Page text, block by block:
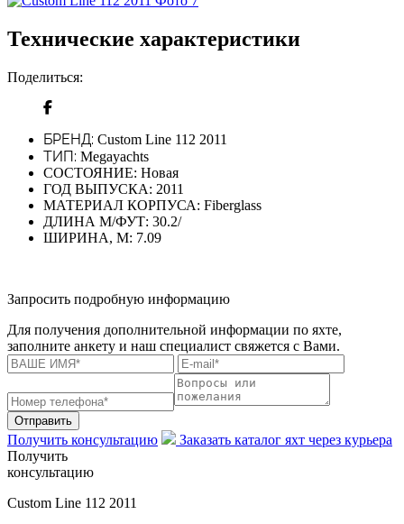
Технические характеристики
Поделиться:
БРЕНД: Custom Line 112 2011
ТИП: Megayachts
СОСТОЯНИЕ: Новая
ГОД ВЫПУСКА: 2011
МАТЕРИАЛ КОРПУСА: Fiberglass
ДЛИНА М/ФУТ: 30.2/
ШИРИНА, М: 7.09
Запросить подробную информацию
Для получения дополнительной информации по яхте,
заполните анкету и наш специалист свяжется с Вами.
Отправить
Получить консультацию
Заказать каталог яхт через курьера
Получить
консультацию
Custom Line 112 2011